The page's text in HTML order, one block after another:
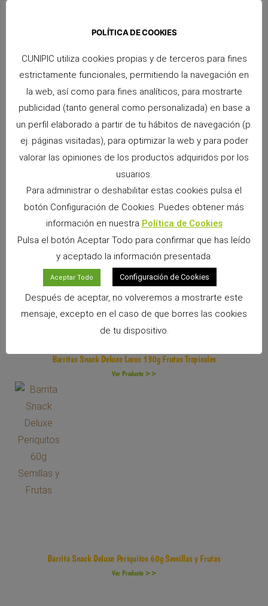
Bloque de Calcio para Periquitos
Ver Producto >>
Barritas Snack Deluxe Loros 130g Frutas Tropicales
Ver Producto >>
Barrita Snack Deluxe Periquitos 60g Semillas y Frutas
Ver Producto >>
POLÍTICA DE COOKIES
CUNIPIC utiliza cookies propias y de terceros para fines
estrictamente funcionales, permitiendo la navegación en
la web, así como para fines analíticos, para mostrarte
publicidad (tanto general como personalizada) en base a
un perfil elaborado a partir de tu hábitos de navegación (p.
ej. páginas visitadas), para optimizar la web y para poder
valorar las opiniones de los productos adquiridos por los
usuarios.
Para administrar o deshabilitar estas cookies pulsa el
botón Configuración de Cookies. Puedes obtener más
información en nuestra Política de Cookies
Pulsa el botón Aceptar Todo para confirmar que has leído
y aceptado la información presentada.
Aceptar Todo Configuración de Cookies
Después de aceptar, no volveremos a mostrarte este
mensaje, excepto en el caso de que borres las cookies
de tu dispositivo.